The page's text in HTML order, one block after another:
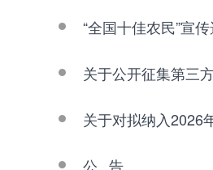
“全国十佳农民”宣
关于公开征集第三
关于对拟纳入2026
公 告